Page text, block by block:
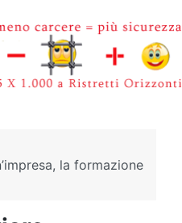
la formazione